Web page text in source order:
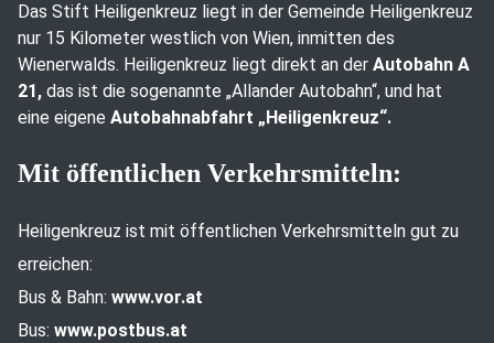
Das Stift Heiligenkreuz liegt in der Gemeinde Heiligenkreuz
nur 15 Kilometer westlich von Wien, inmitten des
Wienerwalds. Heiligenkreuz liegt direkt an der Autobahn A
21, das ist die sogenannte „Allander Autobahn“, und hat
eine eigene Autobahnabfahrt „Heiligenkreuz“.
Mit öffentlichen Verkehrsmitteln:
Heiligenkreuz ist mit öffentlichen Verkehrsmitteln gut zu
erreichen:
Bus & Bahn: www.vor.at
Bus: www.postbus.at